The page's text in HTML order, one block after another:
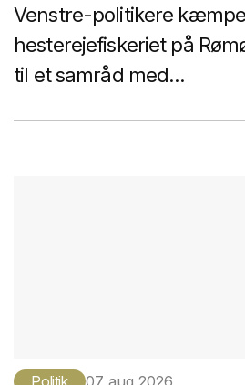
Venstre-politikere
hesterejefiskeriet på
til et samråd med...